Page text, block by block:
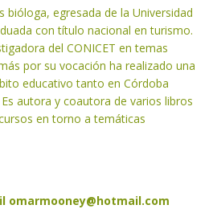
bióloga, egresada de la Universidad
con título nacional en turismo.
del CONICET en temas
por su vocación ha realizado una
educativo tanto en Córdoba
autora y coautora de varios libros
en torno a temáticas
omarmooney@hotmail.com